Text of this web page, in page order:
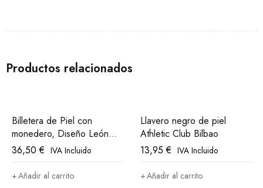
Productos relacionados
Billetera de Piel con
monedero, Diseño León
Athletic Club Bilbao
36,50€ IVA Incluido
Añadir al carrito
Llavero negro de piel
Athletic Club Bilbao
13,95€ IVA Incluido
Añadir al carrito